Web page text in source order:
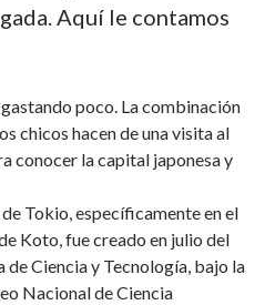
Aquí le contamos
poco. La combinación
chicos hacen de una visita al
conocer la capital japonesa y
Tokio, específicamente en el
Koto, fue creado en julio del
de Ciencia y Tecnología, bajo la
Nacional de Ciencia